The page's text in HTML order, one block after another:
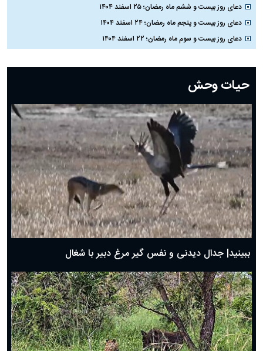
دعای روز بیست و ششم ماه رمضان؛ ۲۵ اسفند ۱۴۰۴
دعای روز بیست و پنجم ماه رمضان؛ ۲۴ اسفند ۱۴۰۴
دعای روز بیست و سوم ماه رمضان؛ ۲۲ اسفند ۱۴۰۴
دعای روز بیستم ماه رمضان؛ ۱۹ اسفند ۱۴۰۴
دعای روز هشتم ماه مبارک رمضان؛ ۷ اسفند ماه ۱۴۰۴
دعای روز هفتم ماه رمضان؛ ۶ اسفند ۱۴۰۴
دعای روز ششم ماه رمضان؛ ۵ اسفند ۱۴۰۴
دعای روز پنجم ماه رمضان؛ ۴ اسفند ۱۴۰۴
دعای روز چهارم ماه مبارک رمضان؛ ۳ اسفند ۱۴۰۴
دعای روز سوم ماه مبارک رمضان؛ ۱۴ اسفند ۱۴۰۴
دعای روز دوم ماه مبارک رمضان ۱ اسفند ماه ۱۴۰۴
دعای روز اول ماه مبارک رمضان، ۳۰ بهمن ۱۴۰۴
حضرت زینب(س) چگونه از دنیا رفت؟
بهترین پیامک تبریک روز پدر ۱۴۰۴؛ جملات زیبا و صمیمانه
حیات وحش
ببینید| جدال دیدنی و نفس گیر مرغ دبیر با شغال